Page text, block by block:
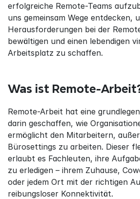
erfolgreiche Remote-Teams
uns gemeinsam Wege entdecken,
Herausforderungen bei der
bewältigen und einen lebendigen
Arbeitsplatz zu schaffen.
Was ist Remote-
Remote-Arbeit hat eine
darin geschaffen, wie
ermöglicht den Mitarbeitern,
Bürosettings zu arbeiten. Dieser
erlaubt es Fachleuten, ihre
zu erledigen – ihrem Zuhause,
oder jedem Ort mit der richtigen
reibungsloser Konnektivität.